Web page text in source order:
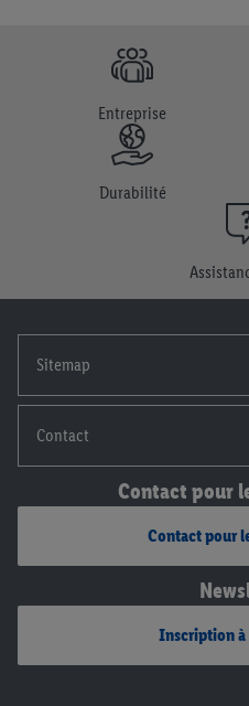
Entreprise
Durabilité
Sitemap
Contact
Contact pour
Contact pour
Inscription à